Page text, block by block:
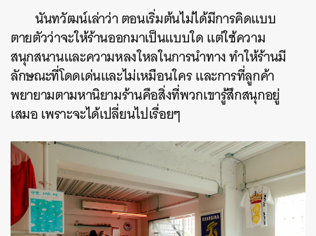
นันทวัฒน์เล่าว่า ตอนเริ่มต้นไม่ได้มีการคิดแบบ
ตายตัวว่าจะให้ร้านออกมาเป็นแบบใด แต่ใช้ความ
สนุกสนานและความหลงใหลในการนำทาง ทำให้ร้านมี
ลักษณะที่โดดเด่นและไม่เหมือนใคร และการที่ลูกค้า
พยายามตามหานิยามร้านคือสิ่งที่พวกเขารู้สึกสนุกอยู่
เสมอ เพราะจะได้เปลี่ยนไปเรื่อยๆ